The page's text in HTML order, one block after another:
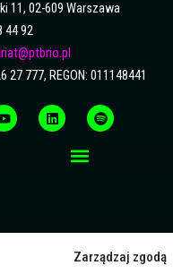
Zarządzaj zgodą
11, 02-609 Warszawa
44 92
27 777, REGON: 011148441
o
u
t
i
n
k
p
o
t